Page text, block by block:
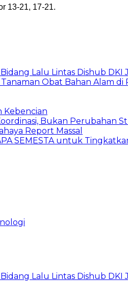
13-21, 17-21.
Lalu Lintas Dishub DKI
Obat Bahan Alam di
Kebencian
Bukan Perubahan
Report Massal
SEMESTA untuk
Lalu Lintas Dishub DKI